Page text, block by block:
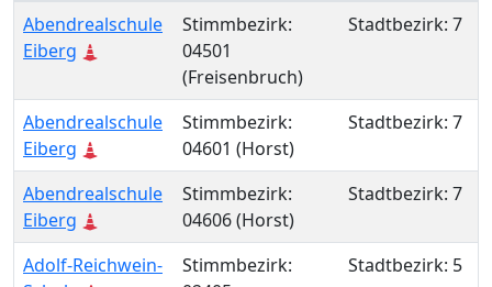
Wahlraum
Stimmbezirk Stadtbezirk
Abendrealschule
Eiberg
Stimmbezirk:
04501
(Freisenbruch)
Stadtbezirk: 7
Abendrealschule
Eiberg
Stimmbezirk:
04601 (Horst)
Stadtbezirk: 7
Abendrealschule
Eiberg
Stimmbezirk:
04606 (Horst)
Stadtbezirk: 7
Adolf-Reichwein-
Stimmbezirk:
Stadtbezirk: 5